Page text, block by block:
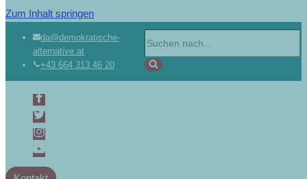
Zum Inhalt springen
da@demokratische-
alternative.at
+43 664 313 46 20